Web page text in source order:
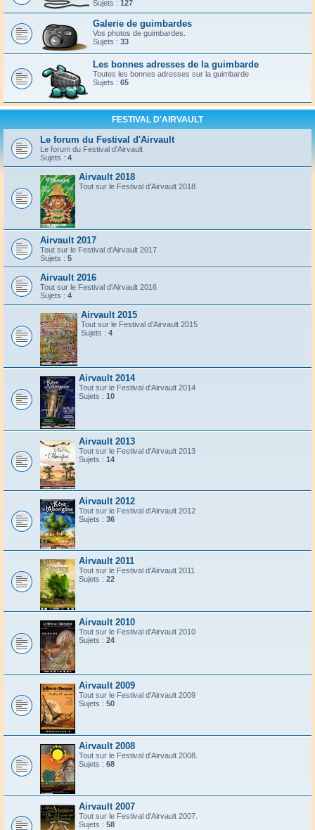
Sujets : 127
Galerie de guimbardes
Vos photos de guimbardes.
Sujets : 33
Les bonnes adresses de la guimbarde
Toutes les bonnes adresses sur la guimbarde
Sujets : 65
FESTIVAL D'AIRVAULT
Le forum du Festival d'Airvault
Le forum du Festival d'Airvault
Sujets : 4
Airvault 2018
Tout sur le Festival d'Airvault 2018
Airvault 2017
Tout sur le Festival d'Airvault 2017
Sujets : 5
Airvault 2016
Tout sur le Festival d'Airvault 2016
Sujets : 4
Airvault 2015
Tout sur le Festival d'Airvault 2015
Sujets : 4
Airvault 2014
Tout sur le Festival d'Airvault 2014
Sujets : 10
Airvault 2013
Tout sur le Festival d'Airvault 2013
Sujets : 14
Airvault 2012
Tout sur le Festival d'Airvault 2012
Sujets : 36
Airvault 2011
Tout sur le Festival d'Airvault 2011
Sujets : 22
Airvault 2010
Tout sur le Festival d'Airvault 2010
Sujets : 24
Airvault 2009
Tout sur le Festival d'Airvault 2009
Sujets : 50
Airvault 2008
Tout sur le Festival d'Airvault 2008.
Sujets : 68
Airvault 2007
Tout sur le Festival d'Airvault 2007.
Sujets : 58